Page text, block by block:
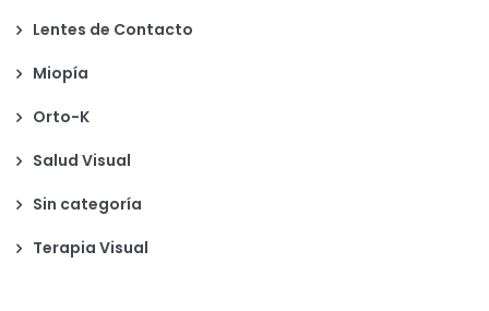
Lentes de Contacto
Miopía
Orto-K
Salud Visual
Sin categoría
Terapia Visual